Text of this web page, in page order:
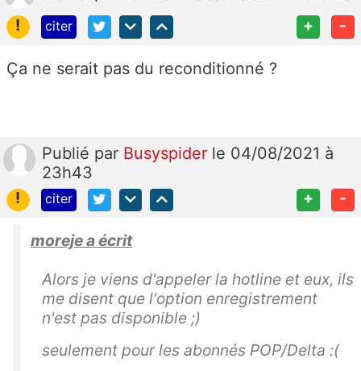
!
citer + -
Ça ne serait pas du reconditionné ?
Publié par Busyspider le 04/08/2021 à
23h43
!
citer + -
moreje a écrit
Alors je viens d'appeler la hotline et eux, ils
me disent que l'option enregistrement
n'est pas disponible ;)
seulement pour les abonnés POP/Delta :(